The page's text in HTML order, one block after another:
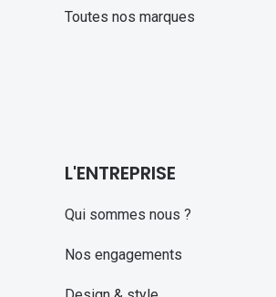
Toutes nos marques
L'ENTREPRISE
Qui sommes nous ?
Nos engagements